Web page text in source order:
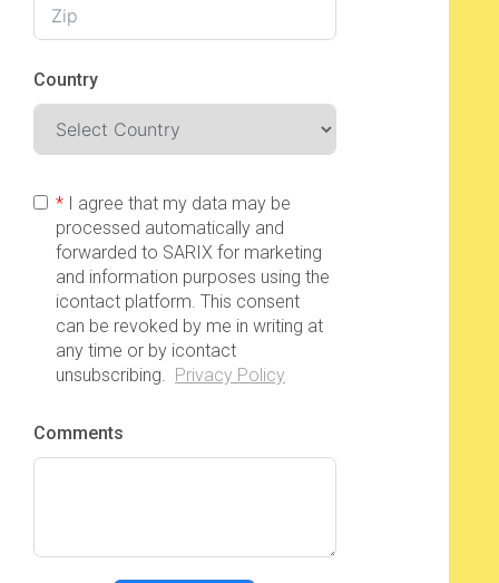
Country
* I agree that my data may be
processed automatically and
forwarded to SARIX for marketing
and information purposes using the
icontact platform. This consent
can be revoked by me in writing at
any time or by icontact
unsubscribing. Privacy Policy
Comments